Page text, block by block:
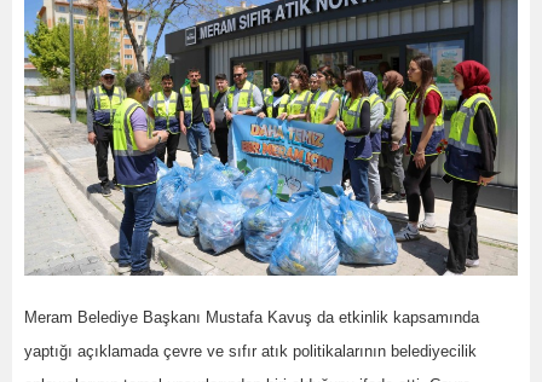
Meram Belediye Başkanı Mustafa Kavuş da etkinlik kapsamında
yaptığı açıklamada çevre ve sıfır atık politikalarının belediyecilik